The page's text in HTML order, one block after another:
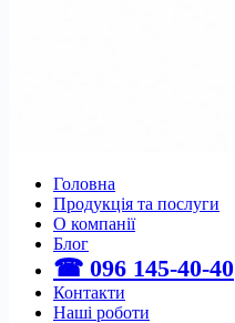
Головна
Продукція та послуги
О компанії
Блог
☎ 096 145-40-40
Контакти
Наші роботи